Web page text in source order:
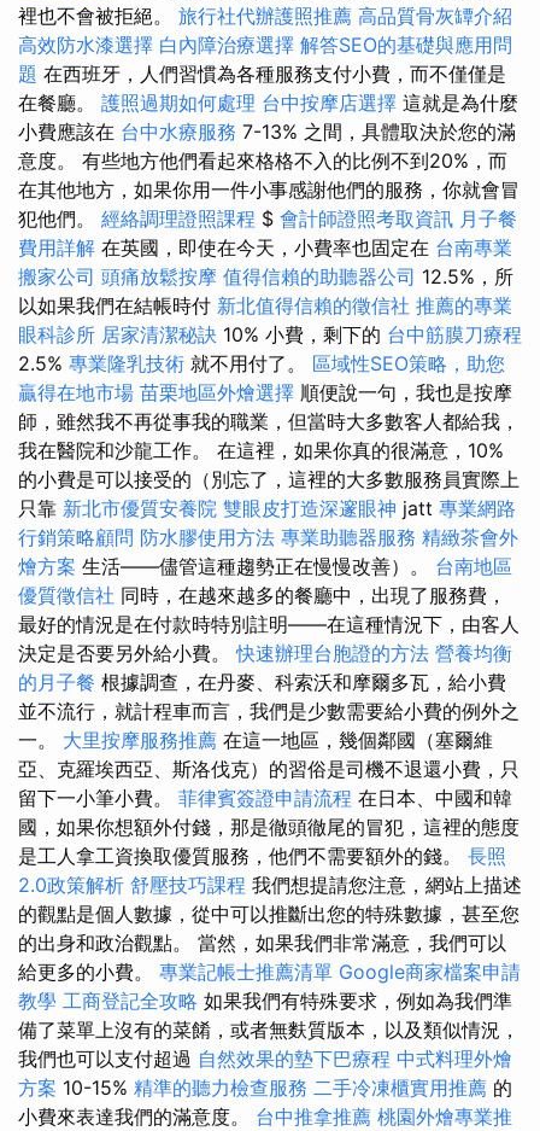
裡也不會被拒絕。 旅行社代辦護照推薦 高品質骨灰罈介紹
高效防水漆選擇 白內障治療選擇 解答SEO的基礎與應用問
題 在西班牙，人們習慣為各種服務支付小費，而不僅僅是
在餐廳。 護照過期如何處理 台中按摩店選擇 這就是為什麼
小費應該在 台中水療服務 7-13% 之間，具體取決於您的滿
意度。 有些地方他們看起來格格不入的比例不到20%，而
在其他地方，如果你用一件小事感謝他們的服務，你就會冒
犯他們。 經絡調理證照課程 $ 會計師證照考取資訊 月子餐
費用詳解 在英國，即使在今天，小費率也固定在 台南專業
搬家公司 頭痛放鬆按摩 值得信賴的助聽器公司 12.5%，所
以如果我們在結帳時付 新北值得信賴的徵信社 推薦的專業
眼科診所 居家清潔秘訣 10% 小費，剩下的 台中筋膜刀療程
2.5% 專業隆乳技術 就不用付了。 區域性SEO策略，助您
贏得在地市場 苗栗地區外燴選擇 順便說一句，我也是按摩
師，雖然我不再從事我的職業，但當時大多數客人都給我，
我在醫院和沙龍工作。 在這裡，如果你真的很滿意，10%
的小費是可以接受的（別忘了，這裡的大多數服務員實際上
只靠 新北市優質安養院 雙眼皮打造深邃眼神 jatt 專業網路
行銷策略顧問 防水膠使用方法 專業助聽器服務 精緻茶會外
燴方案 生活——儘管這種趨勢正在慢慢改善）。 台南地區
優質徵信社 同時，在越來越多的餐廳中，出現了服務費，
最好的情況是在付款時特別註明——在這種情況下，由客人
決定是否要另外給小費。快速辦理台胞證的方法 營養均衡
的月子餐 根據調查，在丹麥、科索沃和摩爾多瓦，給小費
並不流行，就計程車而言，我們是少數需要給小費的例外之
一。 大里按摩服務推薦 在這一地區，幾個鄰國（塞爾維
亞、克羅埃西亞、斯洛伐克）的習俗是司機不退還小費，只
留下一小筆小費。 菲律賓簽證申請流程 在日本、中國和韓
國，如果你想額外付錢，那是徹頭徹尾的冒犯，這裡的態度
是工人拿工資換取優質服務，他們不需要額外的錢。 長照
2.0政策解析 舒壓技巧課程 我們想提請您注意，網站上描述
的觀點是個人數據，從中可以推斷出您的特殊數據，甚至您
的出身和政治觀點。 當然，如果我們非常滿意，我們可以
給更多的小費。 專業記帳士推薦清單 Google商家檔案申請
教學 工商登記全攻略 如果我們有特殊要求，例如為我們準
備了菜單上沒有的菜餚，或者無麩質版本，以及類似情況，
我們也可以支付超過 自然效果的墊下巴療程 中式料理外燴
方案 10-15% 精準的聽力檢查服務 二手冷凍櫃實用推薦 的
小費來表達我們的滿意度。 台中推拿推薦 桃園外燴專業推